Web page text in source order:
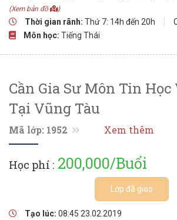
(Xem bản đồ )
Thời gian rãnh: Thứ 7: 14h đến 20h
Môn học: Tiếng Thái
Cần Gia Sư Môn Tin
Tại Vũng Tàu
Mã lớp: 1952 Xem thêm
Học phí : 200,000/Buổi
Lớp đã giao
Tạo lúc: 08:45 23.02.2019